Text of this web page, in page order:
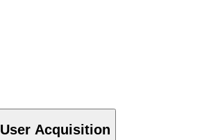
User Acquisition